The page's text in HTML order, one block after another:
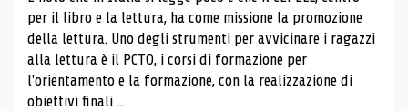
per il libro e la lettura, ha come missione la promozione
della lettura. Uno degli strumenti per avvicinare i ragazzi
alla lettura è il PCTO, i corsi di formazione per
l'orientamento e la formazione, con la realizzazione di
obiettivi finali ...